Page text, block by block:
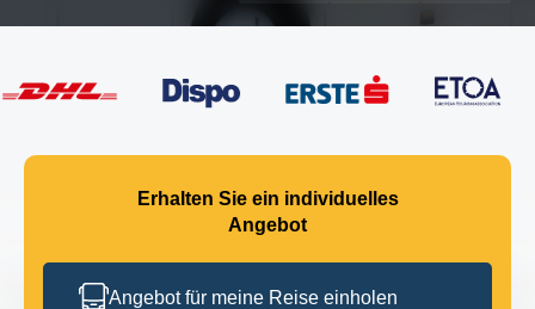
Erhalten Sie ein individuelles
Angebot
Angebot für meine Reise einholen